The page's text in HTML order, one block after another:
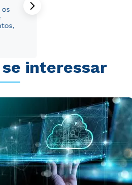
os
interessar
para o
para o